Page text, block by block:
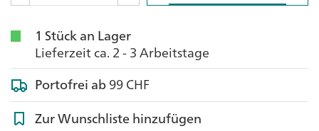
1 Stück an Lager
Lieferzeit ca. 2 - 3 Arbeitstage
Portofrei ab99 CHF
Zur Wunschliste hinzufügen